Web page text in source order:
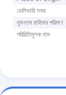
ডেলিভারি সময়
ন্যূনতম চাহিদার পরিমাণ
পরিচিতিমুলক নাম